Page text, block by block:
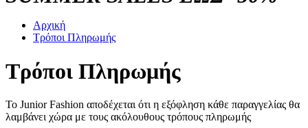
Αρχική
Τρόποι Πληρωμής
Τρόποι Πληρωμής
Το Junior Fashion αποδέχεται ότι η εξόφληση κάθε παραγγελίας θα
λαμβάνει χώρα με τους ακόλουθους τρόπους πληρωμής